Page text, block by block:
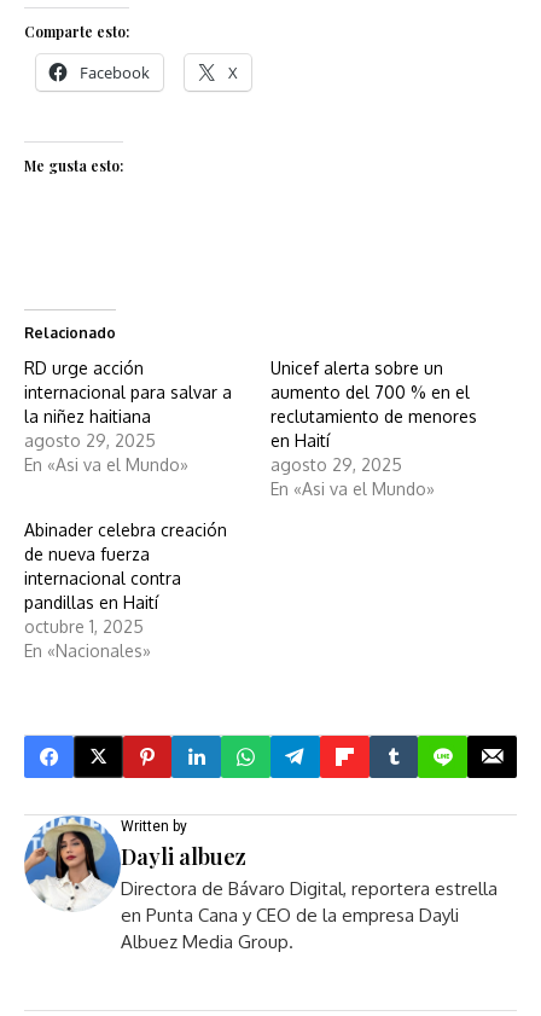
Comparte esto:
Facebook X
Me gusta esto:
Relacionado
RD urge acción
internacional para salvar a
la niñez haitiana
agosto 29, 2025
En «Asi va el Mundo»
Unicef alerta sobre un
aumento del 700 % en el
reclutamiento de menores
en Haití
agosto 29, 2025
En «Asi va el Mundo»
Abinader celebra creación
de nueva fuerza
internacional contra
pandillas en Haití
octubre 1, 2025
En «Nacionales»
Written by
Dayli albuez
Directora de Bávaro Digital, reportera estrella
en Punta Cana y CEO de la empresa Dayli
Albuez Media Group.